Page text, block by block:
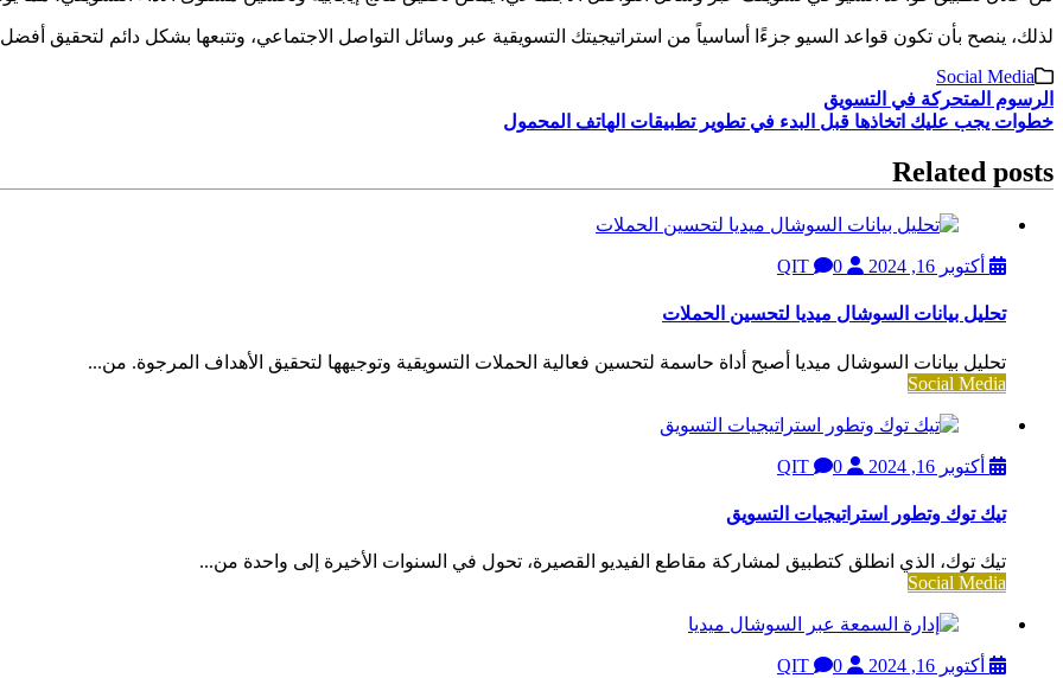
لذلك، ينصح بأن تكون قواعد السيو جزءًا أساسياً من استراتيجيتك التسويقية عبر وسائل التواصل الاجتماعي، وتتبعها بشكل دائم لتحقيق أفضل
Social Media
تصفّح
المقالات
الرسوم المتحركة في التسويق
خطوات يجب عليك اتخاذها قبل البدء في تطوير تطبيقات الهاتف المحمول
Related posts
أكتوبر 16, 2024 0
تحليل بيانات السوشال ميديا لتحسين الحملات
تحليل بيانات السوشال ميديا أصبح أداة حاسمة لتحسين فعالية الحملات التسويقية وتوجيهها لتحقيق الأهداف المرجوة. من...
Social Media
أكتوبر 16, 2024 0
تيك توك وتطور استراتيجيات التسويق
تيك توك، الذي انطلق كتطبيق لمشاركة مقاطع الفيديو القصيرة، تحول في السنوات الأخيرة إلى واحدة من...
Social Media
أكتوبر 16, 2024 0